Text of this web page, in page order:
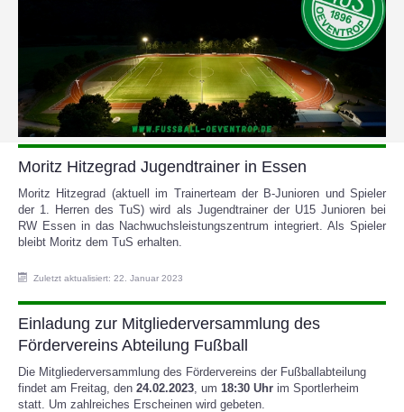
DAMEN
JUGEND
TRAINING
SPIELPLAN
SPORTHEIM
Moritz Hitzegrad Jugendtrainer in Essen
Moritz Hitzegrad (aktuell im Trainerteam der B-Junioren und Spieler
der 1. Herren des TuS) wird als Jugendtrainer der U15 Junioren bei
RW Essen in das Nachwuchsleistungszentrum integriert. Als Spieler
bleibt Moritz dem TuS erhalten.
Zuletzt aktualisiert: 22. Januar 2023
Einladung zur Mitgliederversammlung des
Fördervereins Abteilung Fußball
Die Mitgliederversammlung des Fördervereins der Fußballabteilung
findet am Freitag, den 24.02.2023 , um 18:30 Uhr im Sportlerheim
statt. Um zahlreiches Erscheinen wird gebeten.